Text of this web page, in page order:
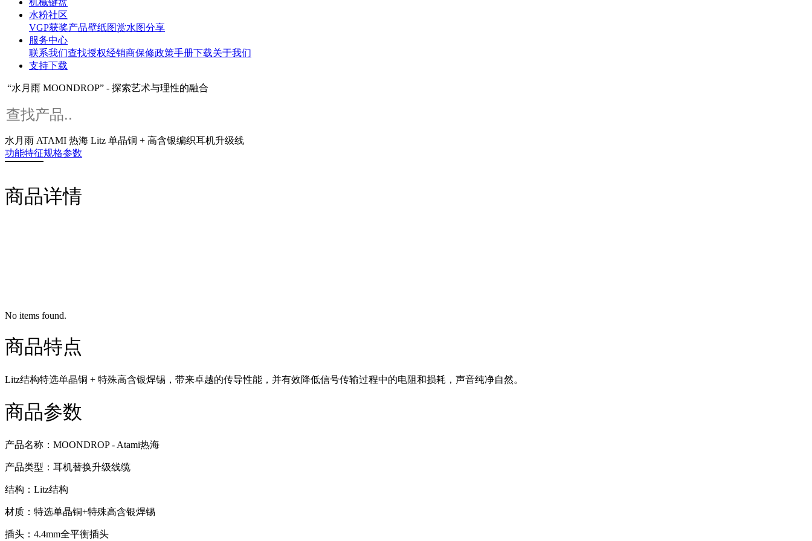
机械键盘
水粉社区
VGP获奖产品壁纸图赏水图分享
服务中心
联系我们查找授权经销商保修政策手册下载关于我们
支持下载
“水月雨 MOONDROP” - 探索艺术与理性的融合
水月雨 ATAMI 热海 Litz 单晶铜 + 高含银编织耳机升级线
功能特征规格参数
商品详情
No items found.
商品特点
Litz结构特选单晶铜 + 特殊高含银焊锡，带来卓越的传导性能，并有效降低信号传输过程中的电阻和损耗，声音纯净自然。
商品参数
产品名称：MOONDROP - Atami热海
产品类型：耳机替换升级线缆
结构：Litz结构
材质：特选单晶铜+特殊高含银焊锡
插头：4.4mm全平衡插头